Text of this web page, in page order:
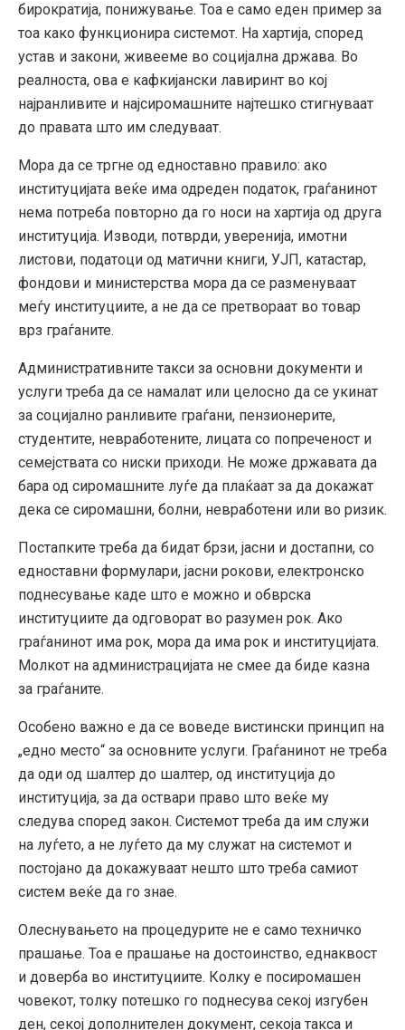
бирократија, понижување. Тоа е само еден пример за
тоа како функционира системот. На хартија, според
устав и закони, живееме во социјална држава. Во
реалноста, ова е кафкијански лавиринт во кој
најранливите и најсиромашните најтешко стигнуваат
до правата што им следуваат.
Mора да се тргне од едноставно правило: ако
институцијата веќе има одреден податок, граѓанинот
нема потреба повторно да го носи на хартија од друга
институција. Изводи, потврди, уверенија, имотни
листови, податоци од матични книги, УЈП, катастар,
фондови и министерства мора да се разменуваат
меѓу институциите, а не да се претвораат во товар
врз граѓаните.
Административните такси за основни документи и
услуги треба да се намалат или целосно да се укинат
за социјално ранливите граѓани, пензионерите,
студентите, невработените, лицата со попреченост и
семејствата со ниски приходи. Не може државата да
бара од сиромашните луѓе да плаќаат за да докажат
дека се сиромашни, болни, невработени или во ризик.
Постапките треба да бидат брзи, јасни и достапни, со
едноставни формулари, јасни рокови, електронско
поднесување каде што е можно и обврска
институциите да одговорат во разумен рок. Ако
граѓанинот има рок, мора да има рок и институцијата.
Молкот на администрацијата не смее да биде казна
за граѓаните.
Особено важно е да се воведе вистински принцип на
„едно место“ за основните услуги. Граѓанинот не треба
да оди од шалтер до шалтер, од институција до
институција, за да оствари право што веќе му
следува според закон. Системот треба да им служи
на луѓето, а не луѓето да му служат на системот и
постојано да докажуваат нешто што треба самиот
систем веќе да го знае.
Олеснувањето на процедурите не е само техничко
прашање. Тоа е прашање на достоинство, еднаквост
и доверба во институциите. Колку е посиромашен
човекот, толку потешко го поднесува секој изгубен
ден, секој дополнителен документ, секоја такса и